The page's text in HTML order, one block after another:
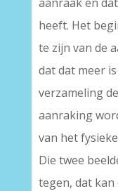
heeft. Het
te zijn van de
dat dat meer
verzameling
aanraking
van het
Die twee
tegen, dat